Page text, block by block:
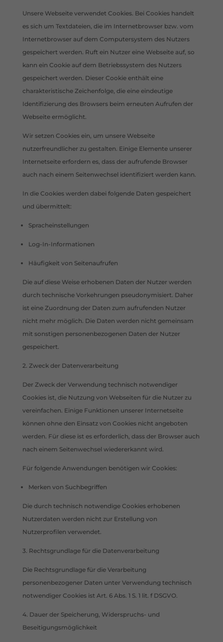
Unsere Webseite verwendet Cookies. Bei Cookies handelt
es sich um Textdateien, die im Internetbrowser bzw. vom
Internetbrowser auf dem Computersystem des Nutzers
gespeichert werden. Ruft ein Nutzer eine Webseite auf, so
kann ein Cookie auf dem Betriebssystem des Nutzers
gespeichert werden. Dieser Cookie enthält eine
charakteristische Zeichenfolge, die eine eindeutige
Identifizierung des Browsers beim erneuten Aufrufen der
Webseite ermöglicht.
Wir setzen Cookies ein, um unsere Webseite
nutzerfreundlicher zu gestalten. Einige Elemente unserer
Internetseite erfordern es, dass der aufrufende Browser
auch nach einem Seitenwechsel identifiziert werden kann.
In die Cookies werden dabei folgende Daten gespeichert
und übermittelt:
Spracheinstellungen
Log-In-Informationen
Häufigkeit von Seitenaufrufen
Die auf diese Weise erhobenen Daten der Nutzer werden
durch technische Vorkehrungen pseudonymisiert. Daher
ist eine Zuordnung der Daten zum aufrufenden Nutzer
nicht mehr möglich. Die Daten werden nicht gemeinsam
mit sonstigen personenbezogenen Daten der Nutzer
gespeichert.
2. Zweck der Datenverarbeitung
Der Zweck der Verwendung technisch notwendiger
Cookies ist, die Nutzung von Webseiten für die Nutzer zu
vereinfachen. Einige Funktionen unserer Internetseite
können ohne den Einsatz von Cookies nicht angeboten
werden. Für diese ist es erforderlich, dass der Browser auch
nach einem Seitenwechsel wiedererkannt wird.
Für folgende Anwendungen benötigen wir Cookies:
Merken von Suchbegriffen
Die durch technisch notwendige Cookies erhobenen
Nutzerdaten werden nicht zur Erstellung von
Nutzerprofilen verwendet.
3. Rechtsgrundlage für die Datenverarbeitung
Die Rechtsgrundlage für die Verarbeitung
personenbezogener Daten unter Verwendung technisch
notwendiger Cookies ist Art. 6 Abs. 1 S. 1 lit. f DSGVO.
4. Dauer der Speicherung, Widerspruchs- und
Beseitigungsmöglichkeit